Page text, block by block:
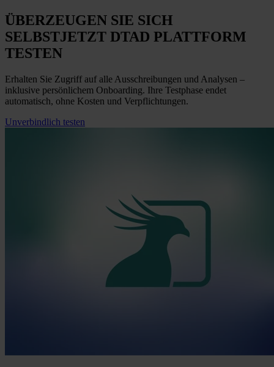
ÜBERZEUGEN SIE SICH
SELBSTJETZT DTAD PLATTFORM
TESTEN
Erhalten Sie Zugriff auf alle Ausschreibungen und Analysen –
inklusive persönlichem Onboarding. Ihre Testphase endet
automatisch, ohne Kosten und Verpflichtungen.
Unverbindlich testen